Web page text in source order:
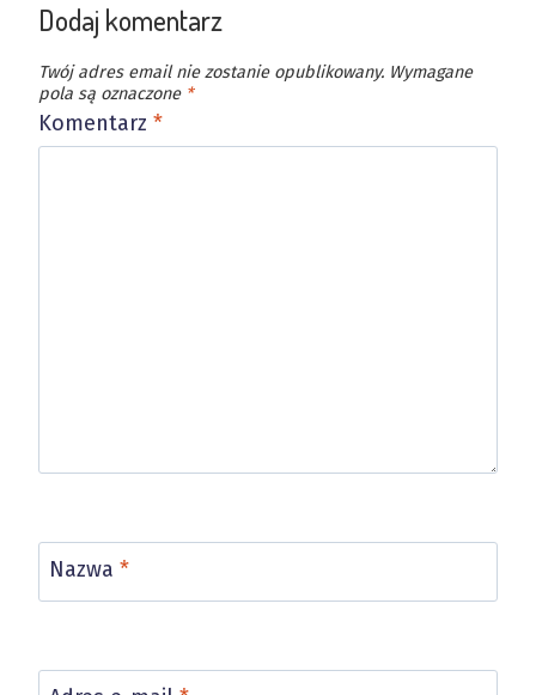
Dodaj komentarz
Twój adres email nie zostanie opublikowany. Wymagane
pola są oznaczone *
Komentarz *
Nazwa *